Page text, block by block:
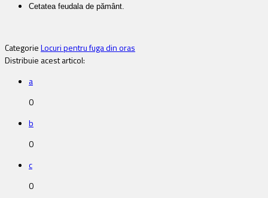
Cetatea feudala de pământ.
CategorieLocuri pentru fuga din oras
Distribuie acest articol:
a
0
b
0
c
0